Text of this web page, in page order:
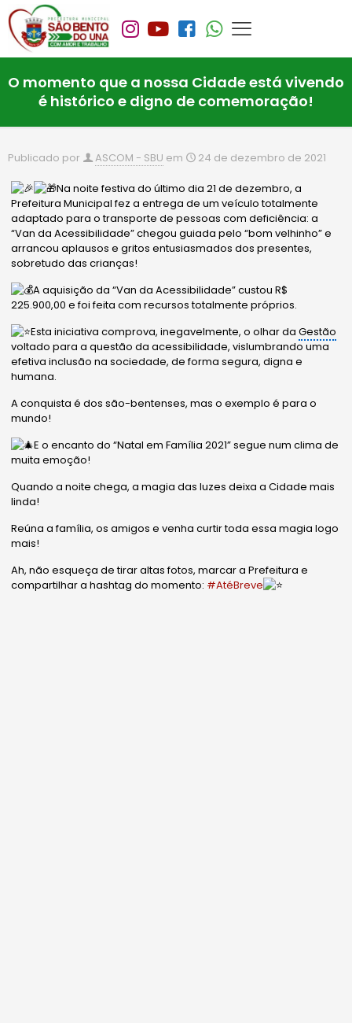
O momento que a nossa Cidade está vivendo
é histórico e digno de comemoração!
Publicado por ASCOM - SBU em 24 de dezembro de 2021
Na noite festiva do último dia 21 de dezembro, a
Prefeitura Municipal fez a entrega de um veículo totalmente
adaptado para o transporte de pessoas com deficiência: a
“Van da Acessibilidade” chegou guiada pelo “bom velhinho” e
arrancou aplausos e gritos entusiasmados dos presentes,
sobretudo das crianças!
A aquisição da “Van da Acessibilidade” custou R$
225.900,00 e foi feita com recursos totalmente próprios.
Esta iniciativa comprova, inegavelmente, o olhar daGestão
voltado para a questão da acessibilidade, vislumbrando uma
efetiva inclusão na sociedade, de forma segura, digna e
humana.
A conquista é dos são-bentenses, mas o exemplo é para o
mundo!
E o encanto do “Natal em Família 2021” segue num clima de
muita emoção!
Quando a noite chega, a magia das luzes deixa a Cidade mais
linda!
Reúna a família, os amigos e venha curtir toda essa magia logo
mais!
Ah, não esqueça de tirar altas fotos, marcar a Prefeitura e
compartilhar a hashtag do momento: #AtéBreve